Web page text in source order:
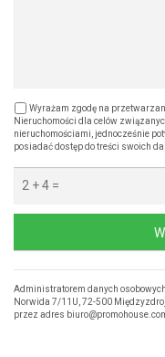
Wyrażam zgodę na
Nieruchomości dla celów
nieruchomościami, jednocześnie
posiadać dostęp do treści swoich
Administratorem danych
Norwida 7/11U, 72-500
przez adres